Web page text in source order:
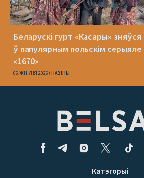
Беларускі гурт «Касары» зняўся
ў папулярным польскім серыяле
«1670»
06 ЖНІЎНЯ 2026 НАВІНЫ
Катэгорыі